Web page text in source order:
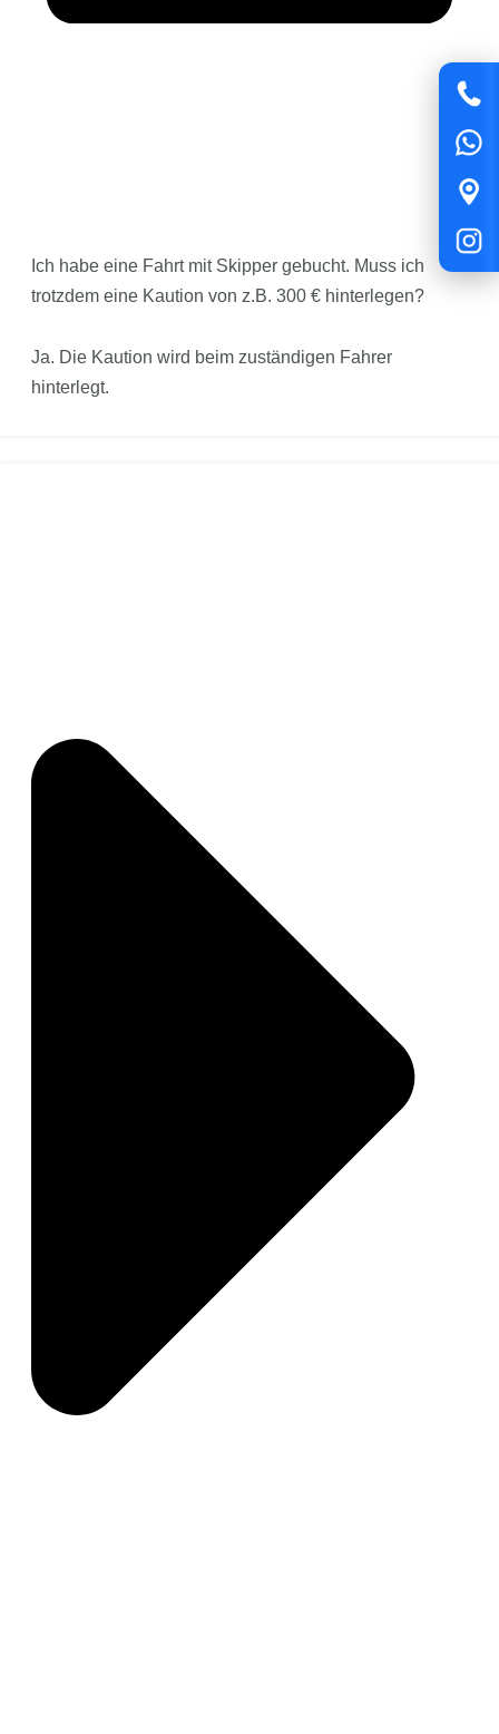
Ich habe eine Fahrt mit Skipper gebucht. Muss ich
trotzdem eine Kaution von z.B. 300 € hinterlegen?
Ja. Die Kaution wird beim zuständigen Fahrer
hinterlegt.